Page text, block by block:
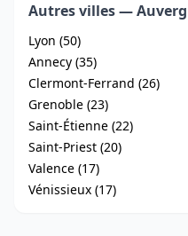
Autres villes —
Lyon (50)
Annecy (35)
Clermont-Ferrand (26)
Grenoble (23)
Saint-Étienne (22)
Saint-Priest (20)
Valence (17)
Vénissieux (17)